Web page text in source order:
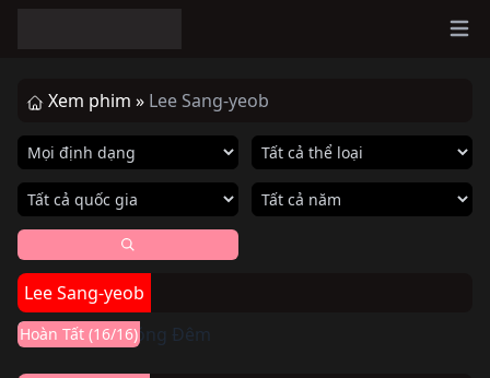
Xem phim » Lee Sang-yeob
Lee Sang-yeob
Thiên Nga Bóng Đêm
Eve (2022)
Hoàn Tất (16/16)